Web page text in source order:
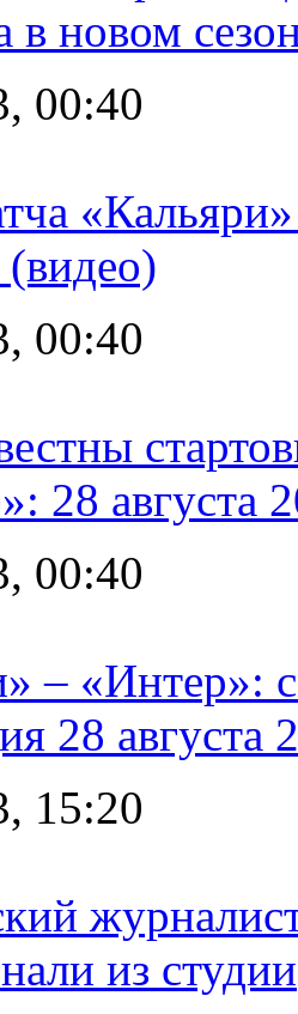
в новом
00:40
00:40
28 августа
00:40
– «Интер»:
28 августа
15:20
из студии